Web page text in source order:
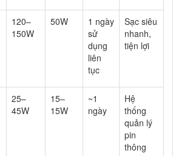
120–
150W
50W
1 ngày
sử
dụng
liên
tục
Sạc siêu
nhanh,
tiện lợi
25–
45W
15–
15W
~1
ngày
Hệ
thống
quản lý
pin
thông